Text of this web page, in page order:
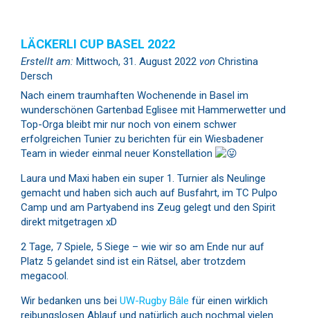
LÄCKERLI CUP BASEL 2022
Erstellt am: Mittwoch, 31. August 2022 von Christina
Dersch
Nach einem traumhaften Wochenende in Basel im
wunderschönen Gartenbad Eglisee mit Hammerwetter und
Top-Orga bleibt mir nur noch von einem schwer
erfolgreichen Tunier zu berichten für ein Wiesbadener
Team in wieder einmal neuer Konstellation
Laura und Maxi haben ein super 1. Turnier als Neulinge
gemacht und haben sich auch auf Busfahrt, im TC Pulpo
Camp und am Partyabend ins Zeug gelegt und den Spirit
direkt mitgetragen xD
2 Tage, 7 Spiele, 5 Siege – wie wir so am Ende nur auf
Platz 5 gelandet sind ist ein Rätsel, aber trotzdem
megacool.
Wir bedanken uns bei UW-Rugby Bâle für einen wirklich
reibungslosen Ablauf und natürlich auch nochmal vielen